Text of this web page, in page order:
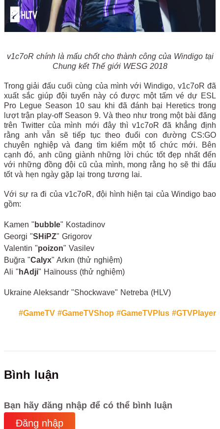
v1c7oR chính là mấu chốt cho thành công của Windigo tại
Chung kết Thế giới WESG 2018
Trong giải đấu cuối cùng của mình với Windigo, v1c7oR đã
xuất sắc giúp đội tuyển này có được một tấm vé dự ESL
Pro Legue Season 10 sau khi đã đánh bại Heretics trong
lượt trận play-off Season 9. Và theo như trong một bài đăng
trên Twitter của mình mới đây thì v1c7oR đã khẳng định
rằng anh vẫn sẽ tiếp tục theo đuổi con đường CS:GO
chuyên nghiệp và đang tìm kiếm một tổ chức mới. Bên
cạnh đó, anh cũng giành những lời chúc tốt đẹp nhất đến
với những đồng đội cũ của mình, mong rằng họ sẽ thi đấu
tốt và hẹn ngày gặp lại trong tương lai.
Với sự ra đi của v1c7oR, đội hình hiện tại của Windigo bao
gồm:
Kamen " bubble" Kostadinov
Georgi "SHiPZ" Grigorov
Valentin "poizon" Vasilev
Buğra "Calyx" Arkın (thử nghiệm)
Ali " hAdji" Haïnouss (thử nghiệm)
Ukraine Aleksandr "Shockwave" Netreba (HLV)
#GameTV #GameTVShop #GameTVPlus #GTVPlayer
Bình luận
Bạn hãy đăng nhập để có thể bình luận
Đăng nhập